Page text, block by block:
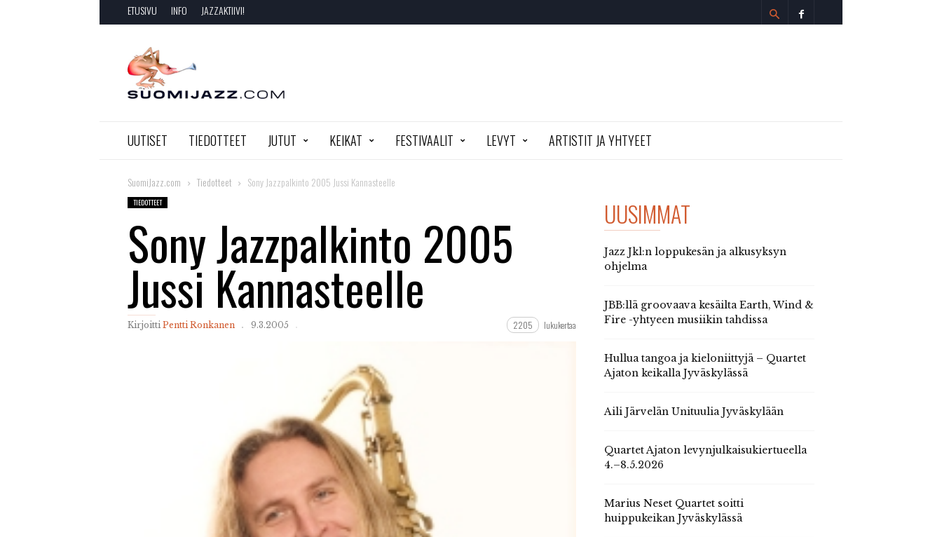
ETUSIVU INFO JAZZAKTIIVI!
SuomiJazz.com
UUTISET TIEDOTTEET JUTUT KEIKAT FESTIVAALIT LEVYT ARTISTIT JA YHTYEET
SuomiJazz.com Tiedotteet Sony Jazzpalkinto 2005 Jussi Kannasteelle
TIEDOTTEET
Sony Jazzpalkinto 2005
Jussi Kannasteelle
Kirjoitti Pentti Ronkanen 9.3.2005 2205 lukukertaa
UUSIMMAT
Jazz Jkl:n loppukesän ja alkusyksyn
ohjelma
JBB:llä groovaava kesäilta Earth, Wind &
Fire -yhtyeen musiikin tahdissa
Hullua tangoa ja kieloniittyjä – Quartet
Ajaton keikalla Jyväskylässä
Aili Järvelän Unituulia Jyväskylään
Quartet Ajaton levynjulkaisukiertueella
4.–8.5.2026
Marius Neset Quartet soitti
huippukeikan Jyväskylässä